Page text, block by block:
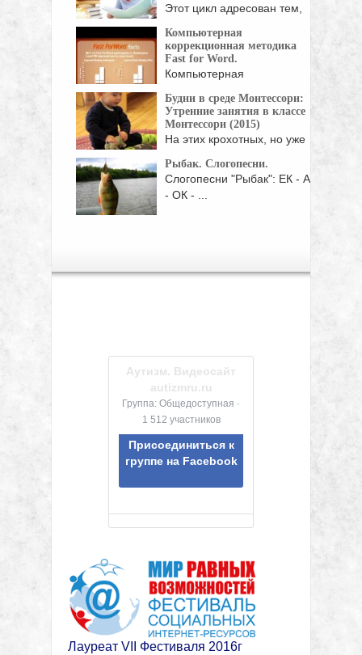
Этот цикл адресован тем,
Компьютерная
коррекционная методика
Fast for Word.
Компьютерная
разработанная ведущими в
области ...
Будни в среде Монтессори:
Утренние занятия в классе
Монтессори (2015)
На этих крохотных, но уже
Рыбак. Слогопесни.
Слогопесни "Рыбак": ЕК - АК
- ОК - ...
Аутизм. Видеосайт
autizmru.ru
Группа: Общедоступная ·
1 512 участников
Присоединиться к
группе на Facebook
Лауреат VII Фестиваля 2016г